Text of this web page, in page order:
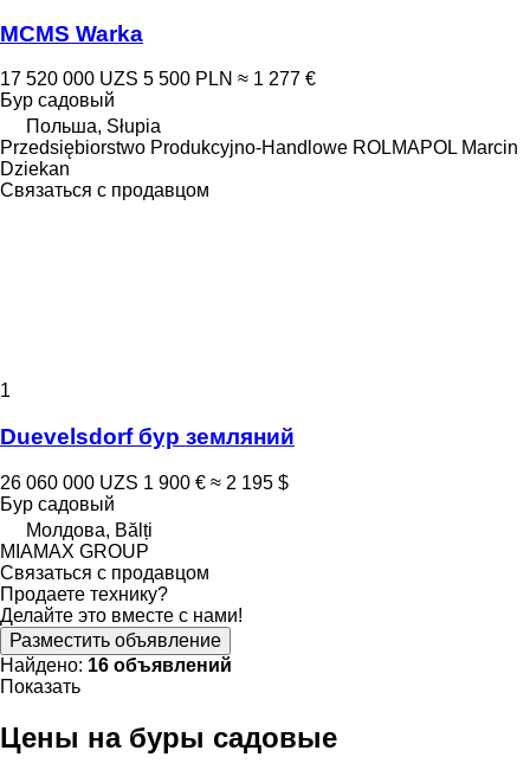
MCMS Warka
17 520 000 UZS 5 500 PLN ≈ 1 277 €
Бур садовый
Польша, Słupia
Przedsiębiorstwo Produkcyjno-Handlowe ROLMAPOL Marcin
Dziekan
Связаться с продавцом
1
Duevelsdorf бур земляний
26 060 000 UZS 1 900 € ≈ 2 195 $
Бур садовый
Молдова, Bălți
MIAMAX GROUP
Связаться с продавцом
Продаете технику?
Делайте это вместе с нами!
Разместить объявление
Найдено: 16 объявлений
Показать
Цены на буры садовые